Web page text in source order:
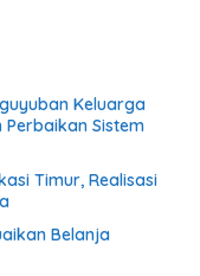
Keluarga
Sistem
Timur, Realisasi
Belanja